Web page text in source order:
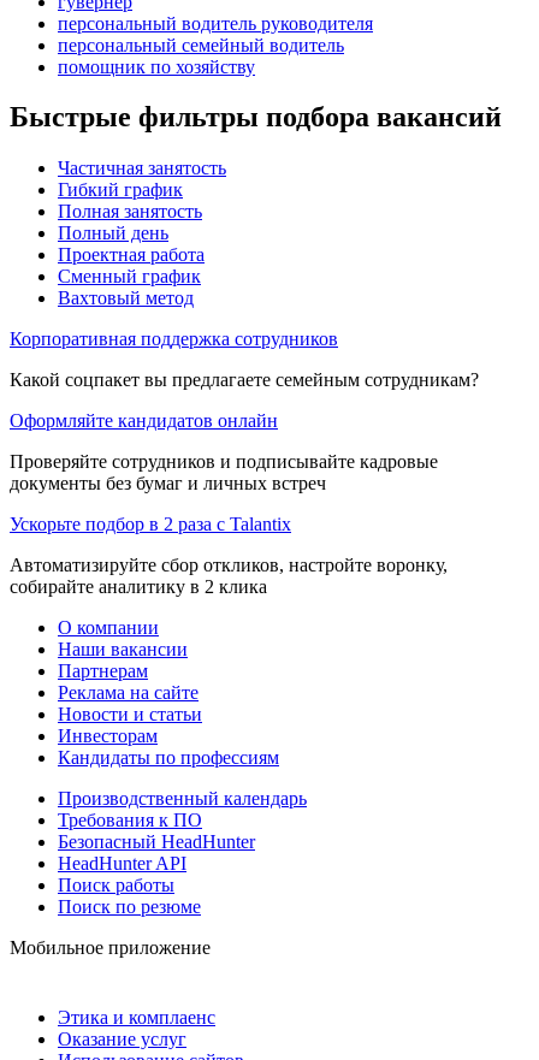
персональный водитель руководителя
персональный семейный водитель
помощник по хозяйству
Быстрые фильтры подбора вакансий
Частичная занятость
Гибкий график
Полная занятость
Полный день
Проектная работа
Сменный график
Вахтовый метод
Корпоративная поддержка сотрудников
Какой соцпакет вы предлагаете семейным сотрудникам?
Оформляйте кандидатов онлайн
Проверяйте сотрудников и подписывайте кадровые
документы без бумаг и личных встреч
Ускорьте подбор в 2 раза с Talantix
Автоматизируйте сбор откликов, настройте воронку,
собирайте аналитику в 2 клика
О компании
Наши вакансии
Партнерам
Реклама на сайте
Новости и статьи
Инвесторам
Кандидаты по профессиям
Производственный календарь
Требования к ПО
Безопасный HeadHunter
HeadHunter API
Поиск работы
Поиск по резюме
Мобильное приложение
Этика и комплаенс
Оказание услуг